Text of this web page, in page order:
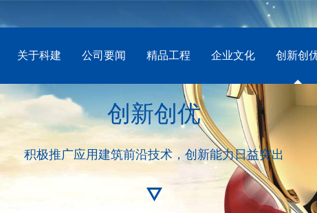
创新创
企业文化
精品工程
公司要闻
关于科建
创新创优
积极推广应用建筑前沿技术，创新能力日益突出